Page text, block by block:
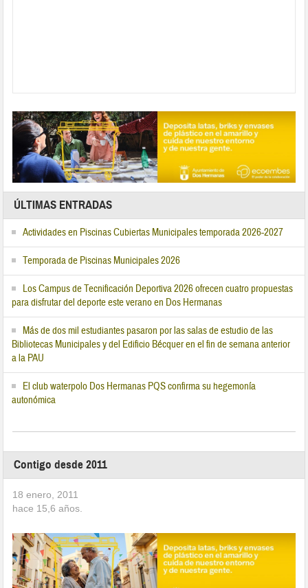
ÚLTIMAS ENTRADAS
Actividades en Piscinas Cubiertas Municipales temporada 2026-2027
Temporada de Piscinas Municipales 2026
Los Campus de Tecnificación Deportiva 2026 ofrecen cuatro propuestas
para disfrutar del deporte este verano en Dos Hermanas
Más de dos mil estudiantes pasaron por las salas de estudio de las
Bibliotecas Municipales y del Edificio Bécquer en el fin de semana anterior
a la PAU
El club waterpolo Dos Hermanas PQS confirma su hegemonía
autonómica
Contigo desde 2011
18 enero, 2011
hace 15,6 años.